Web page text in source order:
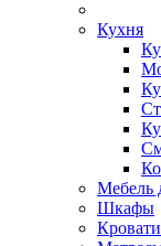
Кухня
Мебель
Шкафы
Кровати